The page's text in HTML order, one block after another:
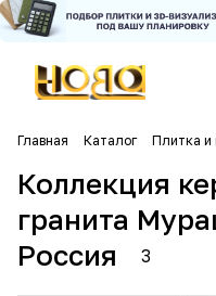
Главная Каталог Плитка и
Коллекция
гранита
Россия
3